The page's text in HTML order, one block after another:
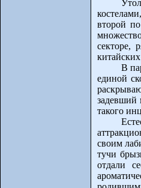
второй
секторе,
В
единой
задевший
такого
своим
тучи
отдали